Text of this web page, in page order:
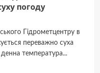
погоду
Гідрометцентру в
переважно суха
температура...